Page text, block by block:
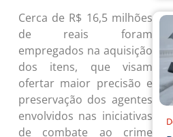
Cerca de R$ 16,5 milhões
de reais foram
empregados na aquisição
dos itens, que visam
ofertar maior precisão e
preservação dos agentes
envolvidos nas iniciativas
de combate ao crime